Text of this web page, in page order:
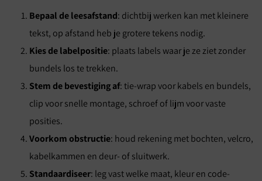
Bepaal de leesafstand: dichtbij werken kan met kleinere
tekst, op afstand heb je grotere tekens nodig.
Kies de labelpositie: plaats labels waar je ze ziet zonder
bundels los te trekken.
Stem de bevestiging af: tie-wrap voor kabels en bundels,
clip voor snelle montage, schroef of lijm voor vaste
posities.
Voorkom obstructie: houd rekening met bochten, velcro,
kabelkammen en deur- of sluitwerk.
Standaardiseer: leg vast welke maat, kleur en code-